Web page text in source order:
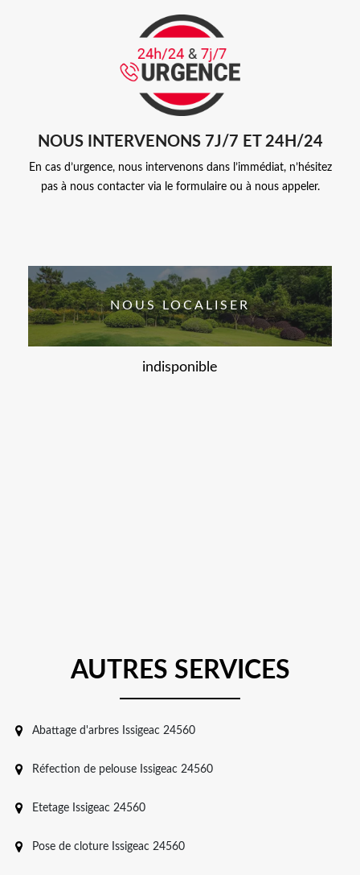
NOUS INTERVENONS 7J/7 ET 24H/24
En cas d’urgence, nous intervenons dans l’immédiat, n’hésitez
pas à nous contacter via le formulaire ou à nous appeler.
NOUS LOCALISER
indisponible
AUTRES SERVICES
Abattage d'arbres Issigeac 24560
Réfection de pelouse Issigeac 24560
Etetage Issigeac 24560
Pose de cloture Issigeac 24560